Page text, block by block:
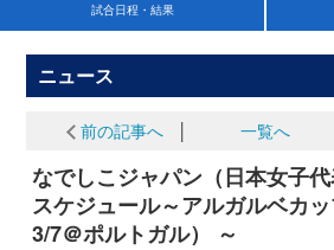
試合日程・結果
ニュース
前の記事へ 一覧へ
なでしこジャパン（日本女子
スケジュール～アルガルベカ
3/7＠ポルトガル） ～